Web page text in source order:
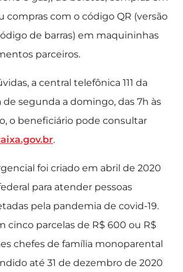
compras com o código QR (versão
de barras) em maquininhas
parceiros.
a central telefônica 111 da
de segunda a domingo, das 7h às
o beneficiário pode consultar
.
foi criado em abril de 2020
para atender pessoas
pela pandemia de covid-19.
cinco parcelas de R$ 600 ou R$
chefes de família monoparental
até 31 de dezembro de 2020